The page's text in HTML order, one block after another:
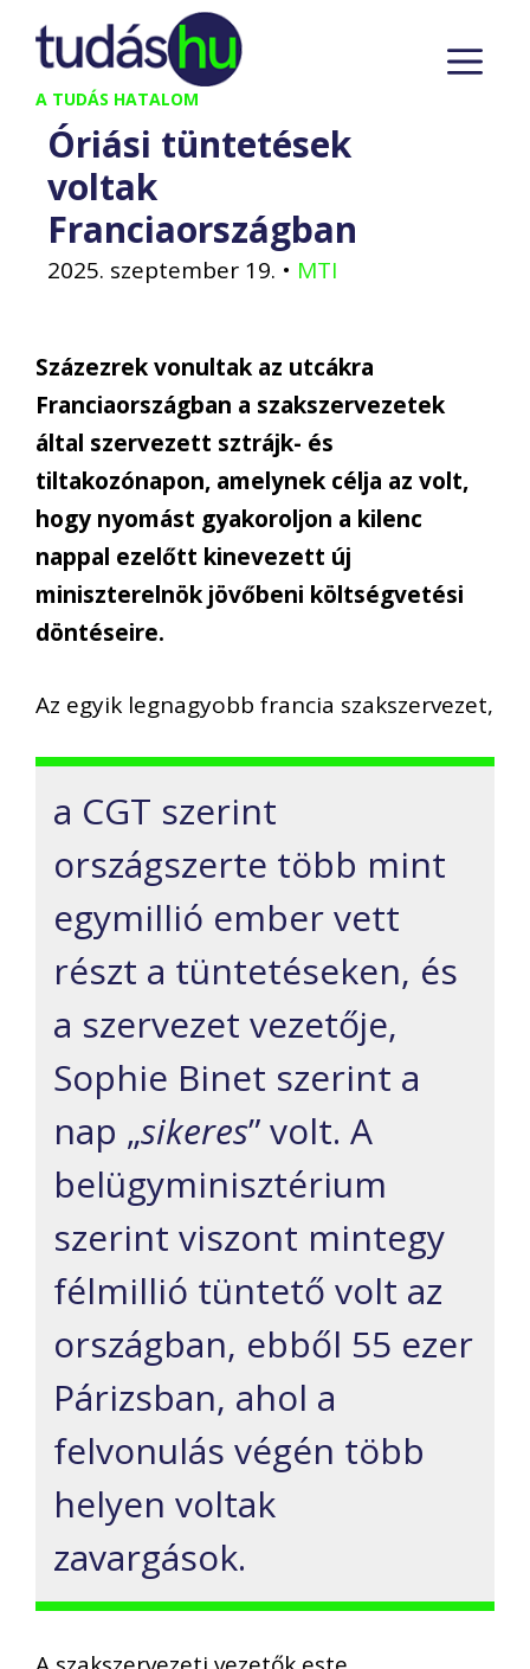
Kilépés
tartalomba
A TUDÁS HATALOM
Óriási tüntetések
voltak
Franciaországban
2025. szeptember 19. • MTI
Százezrek vonultak az utcákra
Franciaországban a szakszervezetek
által szervezett sztrájk- és
tiltakozónapon, amelynek célja az volt,
hogy nyomást gyakoroljon a kilenc
nappal ezelőtt kinevezett új
miniszterelnök jövőbeni költségvetési
döntéseire.
Az egyik legnagyobb francia szakszervezet,
a CGT szerint
országszerte több mint
egymillió ember vett
részt a tüntetéseken, és
a szervezet vezetője,
Sophie Binet szerint a
nap „sikeres” volt. A
belügyminisztérium
szerint viszont mintegy
félmillió tüntető volt az
országban, ebből 55 ezer
Párizsban, ahol a
felvonulás végén több
helyen voltak
zavargások.